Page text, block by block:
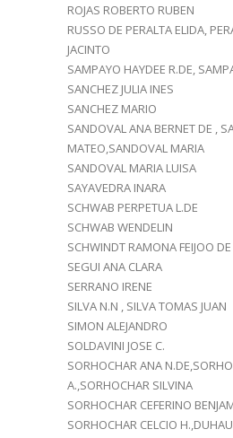
ROJAS ROBERTO RUBEN
RUSSO DE PERALTA ELIDA,
JACINTO
SAMPAYO HAYDEE R.DE,
SANCHEZ JULIA INES
SANCHEZ MARIO
SANDOVAL ANA BERNET DE ,
MATEO,SANDOVAL MARIA
SANDOVAL MARIA LUISA
SAYAVEDRA INARA
SCHWAB PERPETUA L.DE
SCHWAB WENDELIN
SCHWINDT RAMONA FEIJOO DE
SEGUI ANA CLARA
SERRANO IRENE
SILVA N.N , SILVA TOMAS JUAN
SIMON ALEJANDRO
SOLDAVINI JOSE C.
SORHOCHAR ANA
A.,SORHOCHAR SILVINA
SORHOCHAR CEFERINO
SORHOCHAR CELCIO